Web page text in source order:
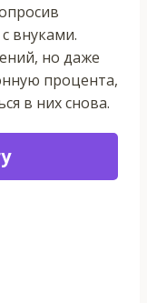
внуками.
но даже
процента,
в них снова.